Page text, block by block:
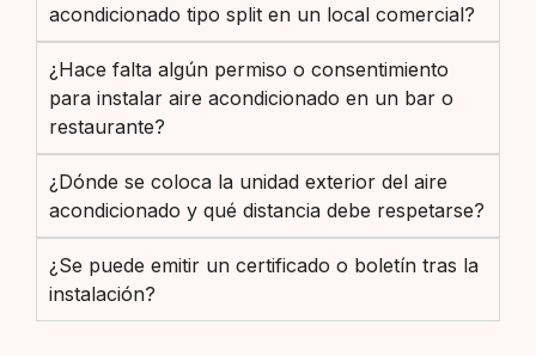
acondicionado tipo split en un local comercial?
¿Hace falta algún permiso o consentimiento
para instalar aire acondicionado en un bar o
restaurante?
¿Dónde se coloca la unidad exterior del aire
acondicionado y qué distancia debe respetarse?
¿Se puede emitir un certificado o boletín tras la
instalación?